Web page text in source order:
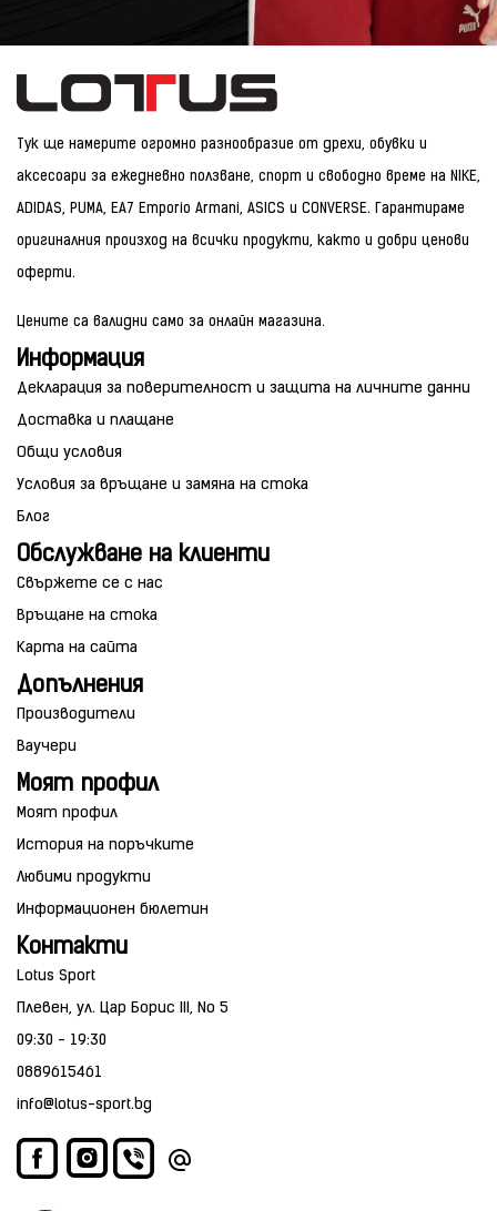
Тук ще намерите огромно разнообразие от дрехи, обувки и
аксесоари за ежедневно ползване, спорт и свободно време на NIKE,
ADIDAS, PUMA, EA7 Emporio Armani, ASICS и CONVERSE. Гарантираме
оригиналния произход на всички продукти, както и добри ценови
оферти.
Цените са валидни само за онлайн магазина.
Информация
Декларация за поверителност и защита на личните данни
Доставка и плащане
Общи условия
Условия за връщане и замяна на стока
Блог
Обслужване на клиенти
Свържете се с нас
Връщане на стока
Карта на сайта
Допълнения
Производители
Ваучери
Моят профил
Моят профил
История на поръчките
Любими продукти
Информационен бюлетин
Контакти
Lotus Sport
Плевен, ул. Цар Борис III, No 5
09:30 - 19:30
0889615461
info@lotus-sport.bg